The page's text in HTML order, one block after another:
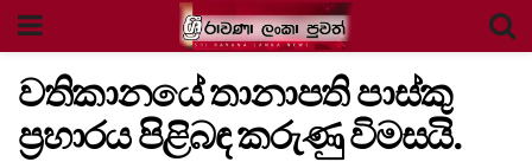
වතිකානයේ තානාපති පාස්කු
ප්‍රහාරය පිළිබඳ කරුණු විමසයි.